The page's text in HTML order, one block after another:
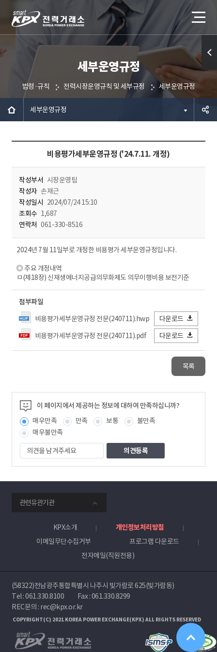
세부운영규정
법령·규칙 전력시장운영규칙 및 세부규정 세부운영규정
세부운영규정
비용평가세부운영규정 ('24.7.11. 개정)
작성부서 시장운영팀
작성자 손재근
작성일시 2024/07/24 15:10
조회수 1,687
연락처 061-330-8516
2024년 7월 11일부로 개정한 비용평가 세부운영규정입니다.
◎ 주요 개정내역
ㅁ(제18장) 신재생에너지공급의무화제도 의무이행비용 보전기준
첨부파일
비용평가세부운영규정 전문(240711).hwp
다운로드
비용평가세부운영규정 전문(240711).pdf
다운로드
목록
이 페이지에서 제공하는 정보에 대하여 만족하십니까?
매우만족
만족 보통
불만족
매우불만족
의
견
을
겨
주
세
요
관련유관기관
KPX소개
개인정보처리방침
이메일무단수집거부
프로그램 다운로드
전자메일(직원전용)
(58322)전남광주통합특별시 나주시 빛가람로 625(빛가람동)
Tel :061.330.8100
Fax : 061.330.8299
REC문의 : rec@kpx.or.kr
COPYRIGHT(C) 2021 KOREA POWER EXCHANGE(KPX) ALL RIGHTS RESERVED
퀵메